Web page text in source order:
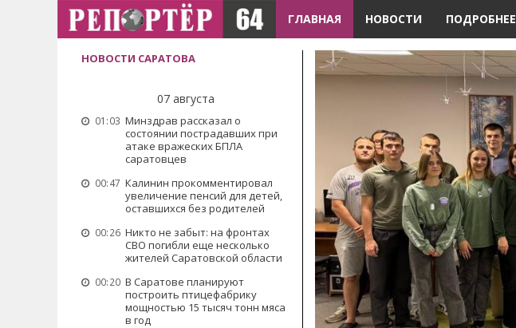
ГЛАВНАЯ НОВОСТИ ПОДРОБНЕЕ
НОВОСТИ САРАТОВА
07 августа
01:03 Минздрав рассказал о
состоянии пострадавших при
атаке вражеских БПЛА
саратовцев
00:47 Калинин прокомментировал
увеличение пенсий для детей,
оставшихся без родителей
00:26 Никто не забыт: на фронтах
СВО погибли еще несколько
жителей Саратовской области
00:20 В Саратове планируют
построить птицефабрику
мощностью 15 тысяч тонн мяса
в год